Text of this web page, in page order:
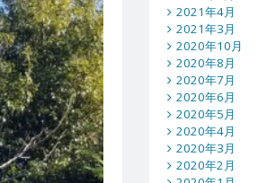
2021年4月
2021年3月
2020年10月
2020年8月
2020年7月
2020年6月
2020年5月
2020年4月
2020年3月
2020年2月